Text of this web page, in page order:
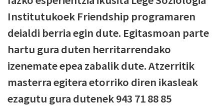
Institutukoek Friendship programaren
deialdi berria egin dute. Egitasmoan parte
hartu gura duten herritarrendako
izenemate epea zabalik dute. Atzerritik
masterra egitera etorriko diren ikasleak
ezagutu gura dutenek 943 71 88 85